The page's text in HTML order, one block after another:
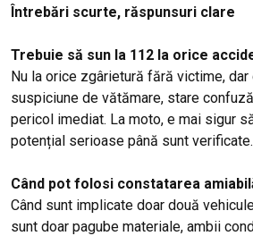
Întrebări scurte, răspunsuri clare
Trebuie să sun la 112 la orice
Nu la orice zgârietură fără victime,
suspiciune de vătămare, stare
pericol imediat. La moto, e mai sigur
potențial serioase până sunt verificate.
Când pot folosi constatarea
Când sunt implicate doar două
sunt doar pagube materiale, ambii